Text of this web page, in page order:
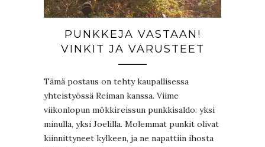
PUNKKEJA VASTAAN!
VINKIT JA VARUSTEET
Tämä postaus on tehty kaupallisessa
yhteistyössä Reiman kanssa. Viime
viikonlopun mökkireissun punkkisaldo: yksi
minulla, yksi Joelilla. Molemmat punkit olivat
kiinnittyneet kylkeen, ja ne napattiin ihosta